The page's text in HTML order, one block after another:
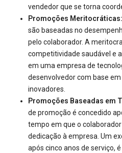
vendedor que se torna
Promoções Meritocráticas:
são baseadas no
pelo colaborador. A
competitividade saudável e
em uma empresa de
desenvolvedor com base
inovadores.
Promoções Baseadas em
de promoção é concedido
tempo em que o
dedicação à empresa. Um
após cinco anos de serviço,